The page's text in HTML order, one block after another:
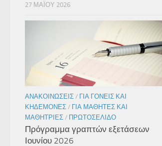
27 ΜΑΪ́ΟΥ 2026
ΑΝΑΚΟΙΝΏΣΕΙΣ / ΓΙΑ ΓΟΝΕΊΣ ΚΑΙ
ΚΗΔΕΜΌΝΕΣ / ΓΙΑ ΜΑΘΗΤΈΣ ΚΑΙ
ΜΑΘΉΤΡΙΕΣ / ΠΡΩΤΟΣΈΛΙΔΟ
Πρόγραμμα γραπτών εξετάσεων
Ιουνίου 2026